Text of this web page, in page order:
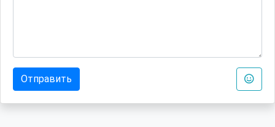
Отправить